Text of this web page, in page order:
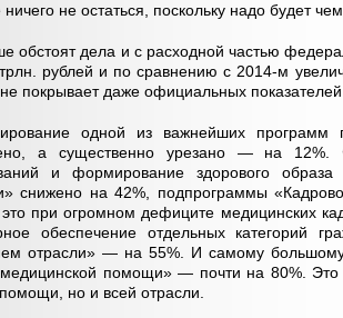
не остаться, поскольку надо будет
обстоят дела и с расходной частью
рублей и по сравнению с 2014-м
покрывает даже официальных
одной из важнейших
а существенно урезано — на 12%.
и формирование здорового образа
снижено на 42%, подпрограммы
при огромном дефиците медицинских
обеспечение отдельных категорий
отрасли» — на 55%. И самому
помощи» — почти на 80%.
но и всей отрасли.